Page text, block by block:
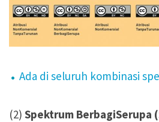
Ada di seluruh kombinasi
(2) Spektrum BerbagiSerupa